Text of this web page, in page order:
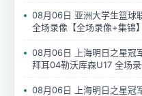
08月06日 亚洲大学生篮球
全场录像【全场录像+集锦】
08月06日 上海明日之星冠
拜耳04勒沃库森U17 全场
08月06日 上海明日之星冠